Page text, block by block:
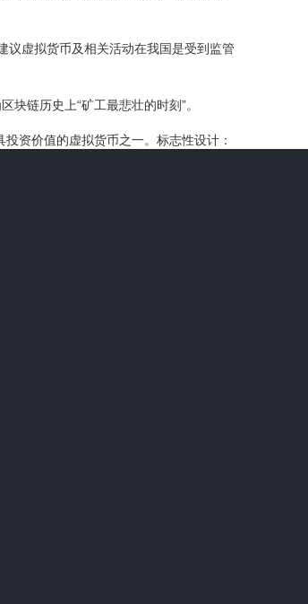
议虚拟货币及相关活动在我国是受到监管
链历史上“矿工最悲壮的时刻”。
资价值的虚拟货币之一。标志性设计：